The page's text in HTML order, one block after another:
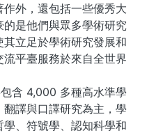
外，還包括一些優秀大
是他們與眾多學術研究
立足於學術研究發展和
平臺服務於來自全世界
含 4,000 多種高水準學
譯與口譯研究為主，學
、符號學、認知科學和